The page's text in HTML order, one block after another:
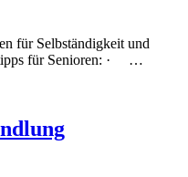
für Selbständigkeit und
für Senioren: · …